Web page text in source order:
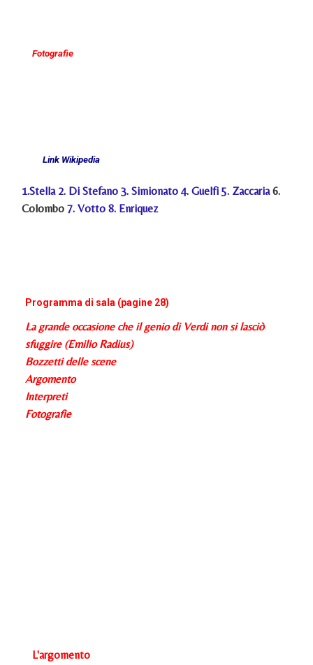
Fotografie
Link Wikipedia
1.Stella2. Di Stefano 3. Simionato 4. Guelfi 5. Zaccaria6.
Colombo 7. Votto 8. Enriquez
Programma di sala (pagine 28)
La grande occasione che il genio di Verdi non si lasciò
sfuggire (Emilio Radius)
Bozzetti delle scene
Argomento
Interpreti
Fotografie
L'argomento